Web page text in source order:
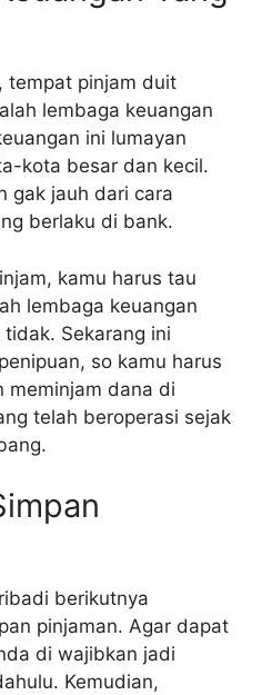
tempat pinjam duit
lembaga keuangan
ini lumayan
kota besar dan kecil.
gak jauh dari cara
berlaku di bank.
kamu harus tau
lembaga keuangan
Sekarang ini
so kamu harus
meminjam dana di
telah beroperasi sejak
berikutnya
pinjaman. Agar dapat
di wajibkan jadi
Kemudian,